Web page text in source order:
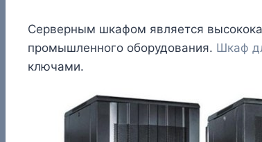
Серверным шкафом является
промышленного оборудования. Шкаф
ключами.